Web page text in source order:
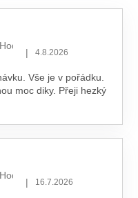
Hodnocení obchodu je 5 z 5
| 4.8.2026
Vše je v pořádku.
moc diky. Přeji hezký
Hodnocení obchodu je 5 z 5
| 16.7.2026